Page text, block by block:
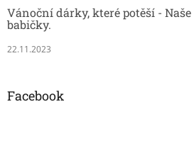
Vánoční dárky, které potěší -
babičky.
22.11.2023
Facebook